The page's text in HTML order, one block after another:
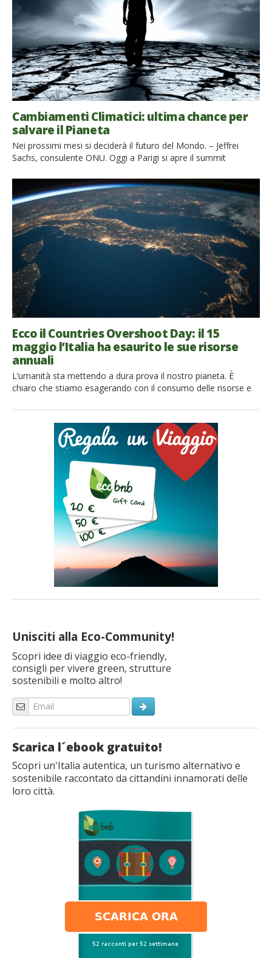
Unisciti alla Eco-Community!
Scopri idee di viaggio eco-friendly,
consigli per vivere green, strutture
sostenibili e molto altro!
Scarica l´ebook gratuito!
Scopri un'Italia autentica, un turismo alternativo e
sostenibile raccontato da cittandini innamorati delle
loro città.
Cambiamenti Climatici: ultima chance per
salvare il Pianeta
Nei prossimi mesi si deciderà il futuro del Mondo. – Jeffrei
Sachs, consulente ONU. Oggi a Parigi si apre il summit
delegazioni di diversi Paesi, alcuni in guerra tra di loro,
cercheranno di trovare un accordo epocale per fermare il
pianeta dal disastro climatico, chiudendo la trattativa entro […]
Ecco il Countries Overshoot Day: il 15
maggio l’Italia ha esaurito le sue risorse
annuali
L’umanità sta mettendo a dura prova il nostro pianeta. È
chiaro che stiamo esagerando con il consumo delle risorse e
Overshoot Day, che specifica il giorno del calendario in cui la
Terra sarebbe a corto di risorse se tutta l’umanità consumasse
come un determinato Paese. I […]